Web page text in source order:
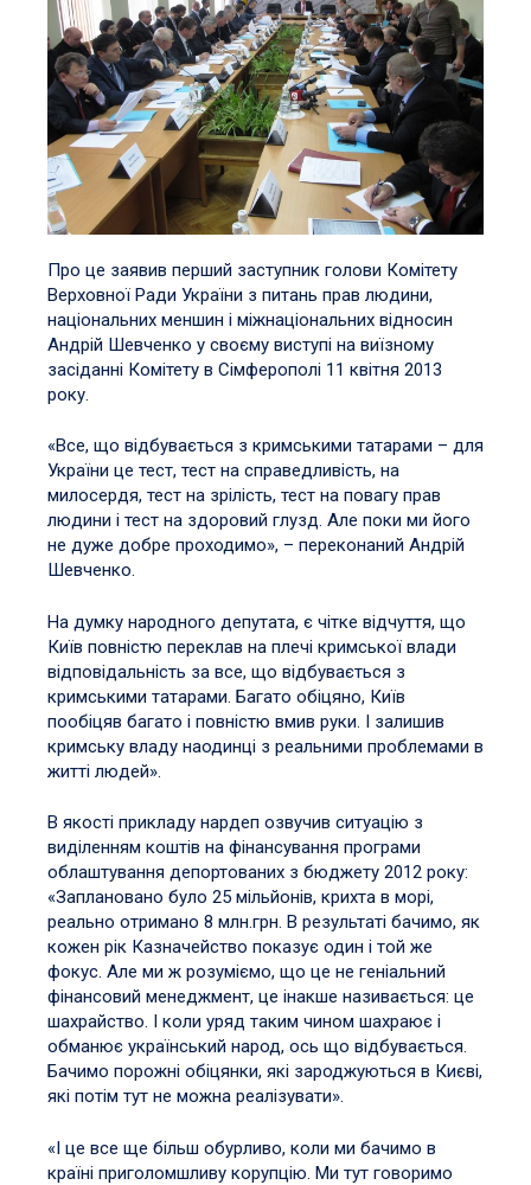
Про це заявив перший заступник голови Комітету
Верховної Ради України з питань прав людини,
національних меншин і міжнаціональних відносин
Андрій Шевченко у своєму виступі на виїзному
засіданні Комітету в Сімферополі 11 квітня 2013
року.
«Все, що відбувається з кримськими татарами – для
України це тест, тест на справедливість, на
милосердя, тест на зрілість, тест на повагу прав
людини і тест на здоровий глузд. Але поки ми його
не дуже добре проходимо», – переконаний Андрій
Шевченко.
На думку народного депутата, є чітке відчуття, що
Київ повністю переклав на плечі кримської влади
відповідальність за все, що відбувається з
кримськими татарами. Багато обіцяно, Київ
пообіцяв багато і повністю вмив руки. І залишив
кримську владу наодинці з реальними проблемами в
житті людей».
В якості прикладу нардеп озвучив ситуацію з
виділенням коштів на фінансування програми
облаштування депортованих з бюджету 2012 року:
«Заплановано було 25 мільйонів, крихта в морі,
реально отримано 8 млн.грн. В результаті бачимо, як
кожен рік Казначейство показує один і той же
фокус. Але ми ж розуміємо, що це не геніальний
фінансовий менеджмент, це інакше називається: це
шахрайство. І коли уряд таким чином шахраює і
обманює український народ, ось що відбувається.
Бачимо порожні обіцянки, які зароджуються в Києві,
які потім тут не можна реалізувати».
«І це все ще більш обурливо, коли ми бачимо в
країні приголомшливу корупцію. Ми тут говоримо